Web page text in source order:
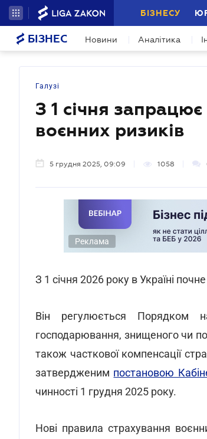
БІЗНЕСУ
БІЗНЕС Новини Аналітика
Галузі
З 1 січня
воєнних ризиків
5 грудня 2025, 09:09 1058
Реклама
З 1 січня 2026 року в Україні
Він регулюється Порядком
господарювання, знищеного чи
також часткової компенсації
затвердженим постановою
чинності 1 грудня 2025 року.
Нові правила страхування